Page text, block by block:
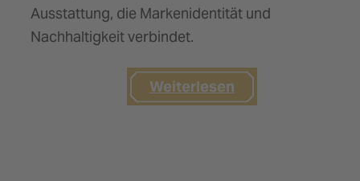
Ausstattung, die Markenidentität und
Nachhaltigkeit verbindet.
Weiterlesen